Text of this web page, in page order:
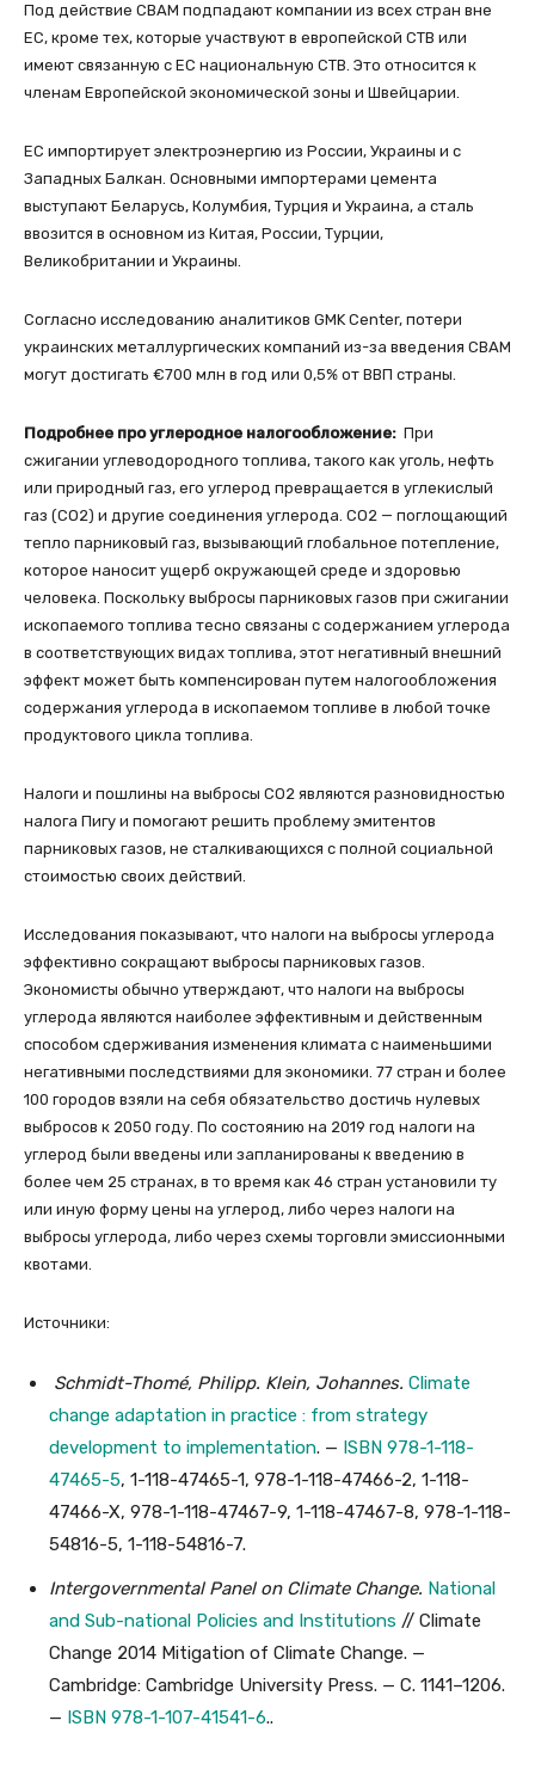
Под действие CBAM подпадают компании из всех стран вне
ЕС, кроме тех, которые участвуют в европейской СТВ или
имеют связанную с ЕС национальную СТВ. Это относится к
членам Европейской экономической зоны и Швейцарии.
ЕС импортирует электроэнергию из России, Украины и с
Западных Балкан. Основными импортерами цемента
выступают Беларусь, Колумбия, Турция и Украина, а сталь
ввозится в основном из Китая, России, Турции,
Великобритании и Украины.
Согласно исследованию аналитиков GMK Center, потери
украинских металлургических компаний из-за введения СВАМ
могут достигать €700 млн в год или 0,5% от ВВП страны.
Подробнее про углеродное налогообложение: При
сжигании углеводородного топлива, такого как уголь, нефть
или природный газ, его углерод превращается в углекислый
газ (СО2) и другие соединения углерода. СО2 — поглощающий
тепло парниковый газ, вызывающий глобальное потепление,
которое наносит ущерб окружающей среде и здоровью
человека. Поскольку выбросы парниковых газов при сжигании
ископаемого топлива тесно связаны с содержанием углерода
в соответствующих видах топлива, этот негативный внешний
эффект может быть компенсирован путем налогообложения
содержания углерода в ископаемом топливе в любой точке
продуктового цикла топлива.
Налоги и пошлины на выбросы СО2 являются разновидностью
налога Пигу и помогают решить проблему эмитентов
парниковых газов, не сталкивающихся с полной социальной
стоимостью своих действий.
Исследования показывают, что налоги на выбросы углерода
эффективно сокращают выбросы парниковых газов.
Экономисты обычно утверждают, что налоги на выбросы
углерода являются наиболее эффективным и действенным
способом сдерживания изменения климата с наименьшими
негативными последствиями для экономики. 77 стран и более
100 городов взяли на себя обязательство достичь нулевых
выбросов к 2050 году. По состоянию на 2019 год налоги на
углерод были введены или запланированы к введению в
более чем 25 странах, в то время как 46 стран установили ту
или иную форму цены на углерод, либо через налоги на
выбросы углерода, либо через схемы торговли эмиссионными
квотами.
Источники:
Schmidt-Thomé, Philipp. Klein, Johannes. Climate
change adaptation in practice : from strategy
development to implementation. — ISBN 978-1-118-
47465-5, 1-118-47465-1, 978-1-118-47466-2, 1-118-
47466-X, 978-1-118-47467-9, 1-118-47467-8, 978-1-118-
54816-5, 1-118-54816-7.
Intergovernmental Panel on Climate Change. National
and Sub-national Policies and Institutions // Climate
Change 2014 Mitigation of Climate Change. —
Cambridge: Cambridge University Press. — С. 1141–1206.
— ISBN 978-1-107-41541-6..